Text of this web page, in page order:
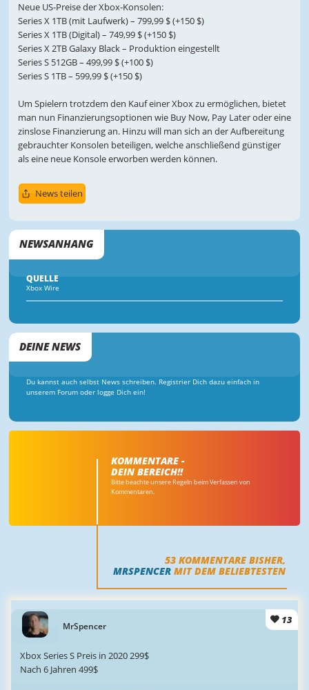
Neue US-Preise der Xbox-Konsolen:
Series X 1TB (mit Laufwerk) – 799,99 $ (+150 $)
Series X 1TB (Digital) – 749,99 $ (+150 $)
Series X 2TB Galaxy Black – Produktion eingestellt
Series S 512GB – 499,99 $ (+100 $)
Series S 1TB – 599,99 $ (+150 $)
Um Spielern trotzdem den Kauf einer Xbox zu ermöglichen, bietet
man nun Finanzierungsoptionen wie Buy Now, Pay Later oder eine
zinslose Finanzierung an. Hinzu will man sich an der Aufbereitung
gebrauchter Konsolen beteiligen, welche anschließend günstiger
als eine neue Konsole erworben werden können.
News teilen
NEWSANHANG
QUELLE
Xbox Wire
DEINE NEWS
Du kannst auch selbst News schreiben. Registrier Dich dazu einfach in
unserem Forum oder logge Dich ein!
KOMMENTARE -
DEIN BEREICH!!
Bitte beachte unsere Regeln beim Verfassen von
Kommentaren.
53 KOMMENTARE BISHER,
MRSPENCER MIT DEM BELIEBTESTEN
MrSpencer
13
Xbox Series S Preis in 2020 299$
Nach 6 Jahren 499$